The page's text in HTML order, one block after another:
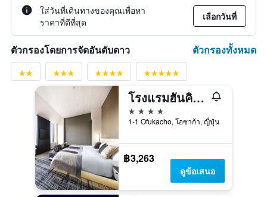
ใส่วันที่เดินทางของคุณเพื่อหา
ราคาที่ดีที่สุด
เลือกวันที่
ตัวกรองโดยการจัดอันดับดาว ตัวกรองทั้งหมด
โรงแรมฮันคิว เรสไปร์ โอซาก้า
4 ดาว
1-1 Ofukacho, โอซาก้า, ญี่ปุ่น
฿3,263
ดูข้อเสนอ